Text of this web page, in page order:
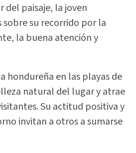
del paisaje, la joven
su recorrido por la
la buena atención y
hondureña en las playas de
natural del lugar y atrae
Su actitud positiva y
invitan a otros a sumarse